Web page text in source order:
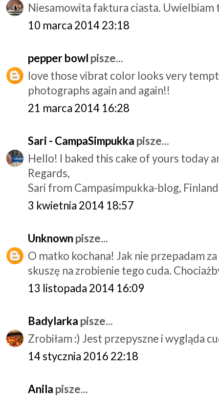
Niesamowita faktura ciasta.
10 marca 2014 23:18
pepper bowl pisze...
love those vibrat color looks very
photographs again and again!!
21 marca 2014 16:28
Sari - CampaSimpukka pisze...
Hello! I baked this cake of yours today
Regards,
Sari from Campasimpukka-blog, Finland
3 kwietnia 2014 18:57
Unknown pisze...
O matko kochana! Jak nie przepadam
skuszę na zrobienie tego cuda.
13 listopada 2014 16:09
Badylarka pisze...
Zrobiłam :) Jest przepyszne i wygląda
14 stycznia 2016 22:18
Anila pisze...